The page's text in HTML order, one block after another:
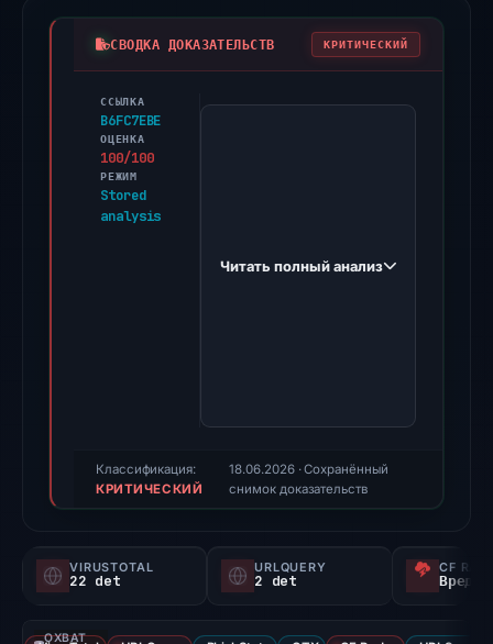
СВОДКА ДОКАЗАТЕЛЬСТВ КРИТИЧЕСКИЙ
ССЫЛКА
B6FC7EBE
ОЦЕНКА
100/100
РЕЖИМ
Stored
analysis
The
designed
to
internet
Читать полный анализ
Классификация:
КРИТИЧЕСКИЙ
18.06.2026· Сохранённый
снимок доказательств
VIRUSTOTAL
22 det
URLQUERY
2 det
CF
ОХВАТ